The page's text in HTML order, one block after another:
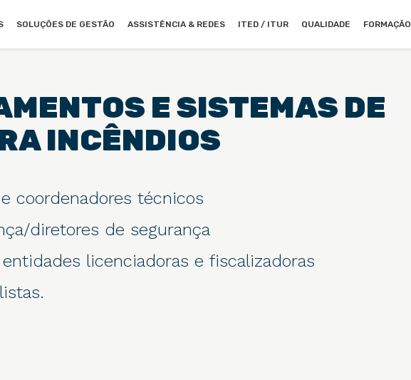
SOLUÇÕES DE GESTÃO ASSISTÊNCIA & REDES ITED / ITUR QUALIDADE FORMAÇÃO
E SISTEMAS DE
INCÊNDIOS
coordenadores técnicos
diretores de segurança
licenciadoras e fiscalizadoras